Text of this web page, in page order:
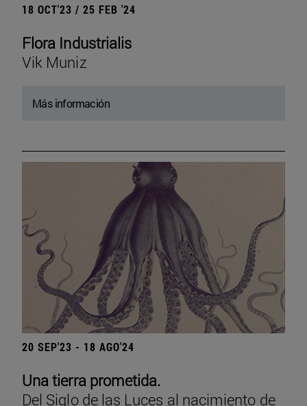
18 OCT'23 / 25 FEB '24
Flora Industrialis
Vik Muniz
Más información
20 SEP'23 - 18 AGO'24
Una tierra prometida.
Del Siglo de las Luces al nacimiento de